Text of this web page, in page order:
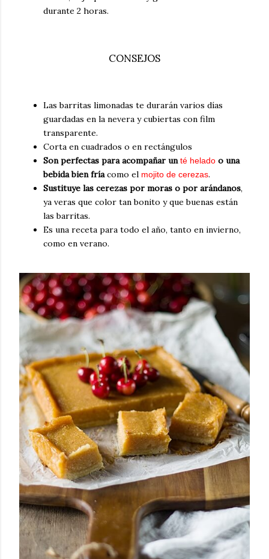
durante 2 horas.
CONSEJOS
Las barritas limonadas te durarán varios días
guardadas en la nevera y cubiertas con film
transparente.
Corta en cuadrados o en rectángulos
Son perfectas para acompañar unté helado o una
bebida bien fríacomo el mojito de cerezas.
Sustituye las cerezas por moras o por arándanos,
ya veras que color tan bonito y que buenas están
las barritas.
Es una receta para todo el año, tanto en invierno,
como en verano.